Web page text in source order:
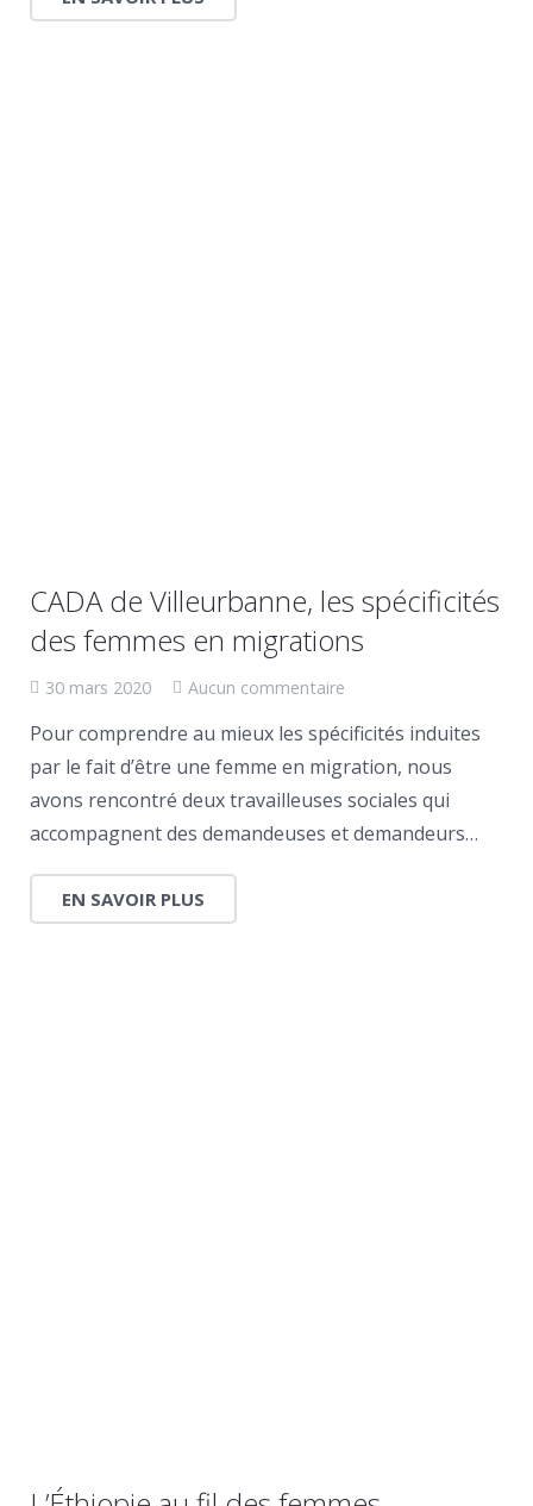
CADA de Villeurbanne, les spécificités
des femmes en migrations
30 mars 2020 Aucun commentaire
Pour comprendre au mieux les spécificités induites
par le fait d’être une femme en migration, nous
avons rencontré deux travailleuses sociales qui
accompagnent des demandeuses et demandeurs…
EN SAVOIR PLUS